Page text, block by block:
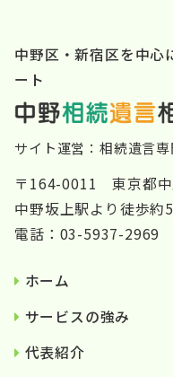
〒164-0011 東京都
中野坂上駅より徒歩約
電話：03-5937-2969
ホーム
サービスの強み
代表紹介